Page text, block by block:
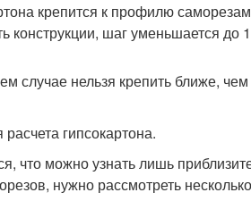
крепится к профилю
конструкции, шаг уменьшается до
случае нельзя крепить ближе,
гипсокартона.
что можно узнать лишь
нужно рассмотреть